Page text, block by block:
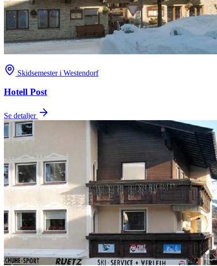
Skidsemester i Westendorf
Hotell Post
Se detaljer